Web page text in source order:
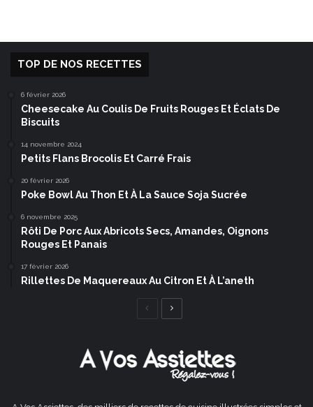
TOP DE NOS RECETTES
6 février 2026
Cheesecake Au Coulis De Fruits Rouges Et Éclats De
Biscuits
14 novembre 2024
Petits Flans Brocolis Et Carré Frais
20 février 2026
Poke Bowl Au Thon Et À La Sauce Soja Sucrée
6 novembre 2025
Rôti De Porc Aux Abricots Secs, Amandes, Oignons
Rouges Et Panais
17 février 2026
Rillettes De Maquereaux Au Citron Et À L’aneth
Page